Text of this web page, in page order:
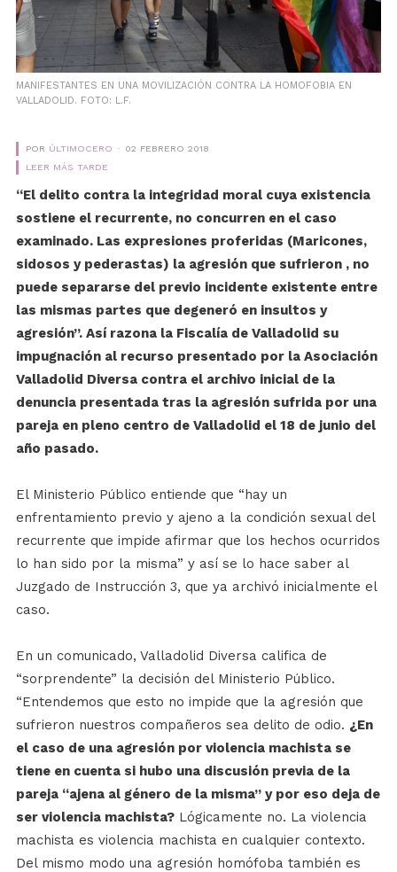
MANIFESTANTES EN UNA MOVILIZACIÓN CONTRA LA HOMOFOBIA EN
VALLADOLID. FOTO: L.F.
POR ÚLTIMOCERO
02 FEBRERO 2018
LEER MÁS TARDE
“El delito contra la integridad moral cuya existencia
sostiene el recurrente, no concurren en el caso
examinado. Las expresiones proferidas (Maricones,
sidosos y pederastas) la agresión que sufrieron , no
puede separarse del previo incidente existente entre
las mismas partes que degeneró en insultos y
agresión”. Así razona la Fiscalía de Valladolid su
impugnación al recurso presentado por la Asociación
Valladolid Diversa contra el archivo inicial de la
denuncia presentada tras la agresión sufrida por una
pareja en pleno centro de Valladolid el 18 de junio del
año pasado.
El Ministerio Público entiende que “hay un
enfrentamiento previo y ajeno a la condición sexual del
recurrente que impide afirmar que los hechos ocurridos
lo han sido por la misma” y así se lo hace saber al
Juzgado de Instrucción 3, que ya archivó inicialmente el
caso.
En un comunicado, Valladolid Diversa califica de
“sorprendente” la decisión del Ministerio Público.
“Entendemos que esto no impide que la agresión que
sufrieron nuestros compañeros sea delito de odio. ¿En
el caso de una agresión por violencia machista se
tiene en cuenta si hubo una discusión previa de la
pareja “ajena al género de la misma” y por eso deja de
ser violencia machista?Lógicamente no. La violencia
machista es violencia machista en cualquier contexto.
Del mismo modo una agresión homófoba también es